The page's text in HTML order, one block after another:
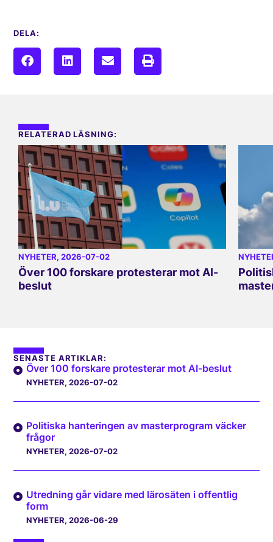
DELA:
RELATERAD LÄSNING:
NYHETER, 2026-07-02
Över 100 forskare protesterar mot AI-
beslut
SENASTE ARTIKLAR:
Över 100 forskare protesterar mot AI-beslut
NYHETER, 2026-07-02
Politiska hanteringen av masterprogram väcker
frågor
NYHETER, 2026-07-02
Utredning går vidare med lärosäten i offentlig
form
NYHETER, 2026-06-29